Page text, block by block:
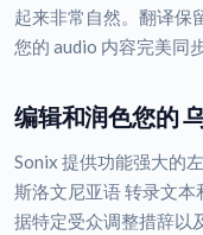
起来非常自然。翻译保
您的 audio 内容完美同步
编辑和润色您的
Sonix 提供功能强大的
斯洛文尼亚语 转录文本
据特定受众调整措辞以